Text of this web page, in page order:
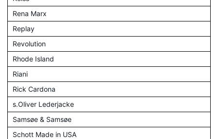
Rena Marx
Replay
Revolution
Rhode Island
Riani
Rick Cardona
s.Oliver Lederjacke
Samsøe & Samsøe
Schott Made in USA